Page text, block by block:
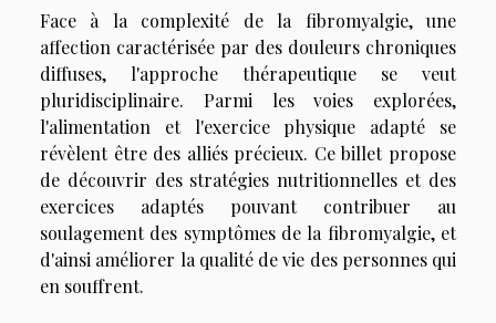
Face à la complexité de la fibromyalgie, une
affection caractérisée par des douleurs chroniques
diffuses, l'approche thérapeutique se veut
pluridisciplinaire. Parmi les voies explorées,
l'alimentation et l'exercice physique adapté se
révèlent être des alliés précieux. Ce billet propose
de découvrir des stratégies nutritionnelles et des
exercices adaptés pouvant contribuer au
soulagement des symptômes de la fibromyalgie, et
d'ainsi améliorer la qualité de vie des personnes qui
en souffrent.